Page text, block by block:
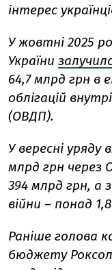
інтерес
У жовтні 2025
України
64,7 млрд грн в
облігацій
(ОВДП).
У вересні уряду
млрд грн через
394 млрд грн, а
війни – понад
Раніше голова
бюджету